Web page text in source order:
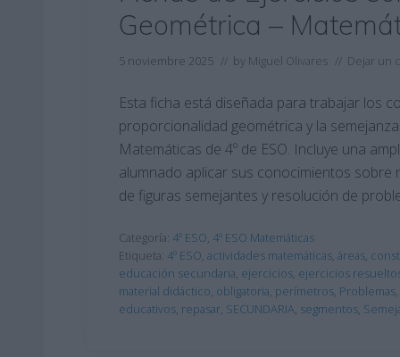
Geométrica –
5 noviembre 2025 // by Miguel Olivares // Dejar un
Esta ficha está diseñada para trabajar los
proporcionalidad geométrica y la
Matemáticas de 4º de ESO. Incluye una
alumnado aplicar sus conocimientos
de figuras semejantes y resolución de
Categoría: 4º ESO, 4º ESO Matemáticas
Etiqueta: 4º ESO, actividades matemáticas, áreas,
educación secundaria, ejercicios, ejercicios
material didáctico, obligatoria, perímetros, Problemas,
educativos, repasar, SECUNDARIA, segmentos,